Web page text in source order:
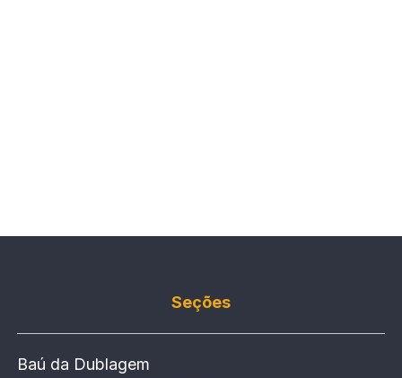
Seções
Baú da Dublagem